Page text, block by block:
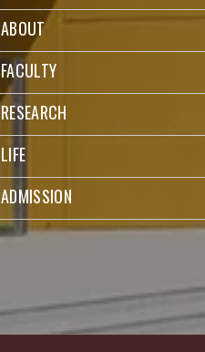
ABOUT
FACULTY
RESEARCH
LIFE
ADMISSION